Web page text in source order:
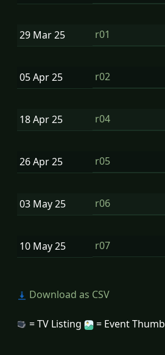
29 Mar25 r01
05 Apr25 r02
18 Apr25 r04
26 Apr25 r05
03 May25 r06
10 May25 r07
Download as CSV
= TV Listing = Event Thumb